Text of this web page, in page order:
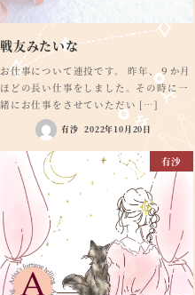
戦友みたいな
お仕事について連投です。 昨年、９か月
ほどの長い仕事をしました。その時に一
緒にお仕事をさせていただい […]
有沙 2022年10月20日
有沙